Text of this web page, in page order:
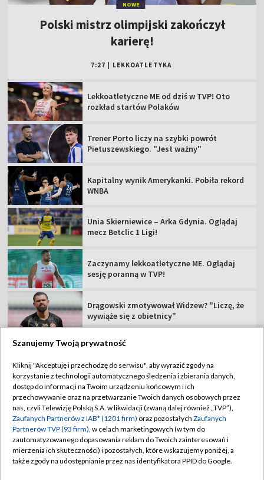
NOWE
Polski mistrz olimpijski zakończył
karierę!
7:27 LEKKOATLETYKA
Lekkoatletyczne ME od dziś w TVP! Oto
rozkład startów Polaków
Trener Porto liczy na szybki powrót
Pietuszewskiego. "Jest ważny"
Kapitalny wynik Amerykanki. Pobiła rekord
WNBA
Unia Skierniewice – Arka Gdynia. Oglądaj
mecz Betclic 1 Ligi!
Zaczynamy lekkoatletyczne ME. Oglądaj
sesję poranną w TVP!
Drągowski zmotywował Widzew? "Liczę, że
wywiąże się z obietnicy"
TVP
Abonament TVP
Sklep TVP
Biuro Reklamy
Oferta Handlowa
Regulamin TVP
Polityka prywatności
Moje zgody
Biuro reklamy
Szanujemy Twoją prywatność
Kliknij "Akceptuję i przechodzę do serwisu", aby wyrazić zgody na
korzystanie z technologii automatycznego śledzenia i zbierania danych,
dostęp do informacji na Twoim urządzeniu końcowym i ich
przechowywanie oraz na przetwarzanie Twoich danych osobowych przez
nas, czyli Telewizję Polską S.A. w likwidacji (zwaną dalej również „TVP”),
Zaufanych Partnerów z IAB* (1201 firm) oraz pozostałych Zaufanych
Partnerów TVP (93 firm), w celach marketingowych (w tym do
zautomatyzowanego dopasowania reklam do Twoich zainteresowań i
mierzenia ich skuteczności) i pozostałych, które wskazujemy poniżej, a
także zgody na udostępnianie przez nas identyfikatora PPID do Google.